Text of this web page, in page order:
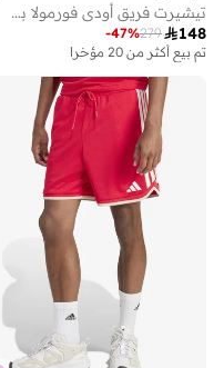
تيشيرت فريق أودي فورمولا برسومات مرتفعة
148
279
-47%
تم بيع أكثر من 20 مؤخرا